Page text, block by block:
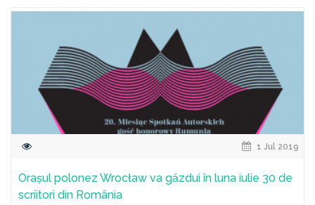
1 Jul 2019
Orașul polonez Wrocław va găzdui în luna iulie 30 de
scriitori din România